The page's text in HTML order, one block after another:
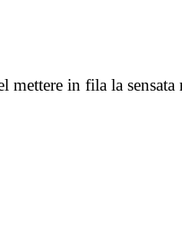
mettere in fila la